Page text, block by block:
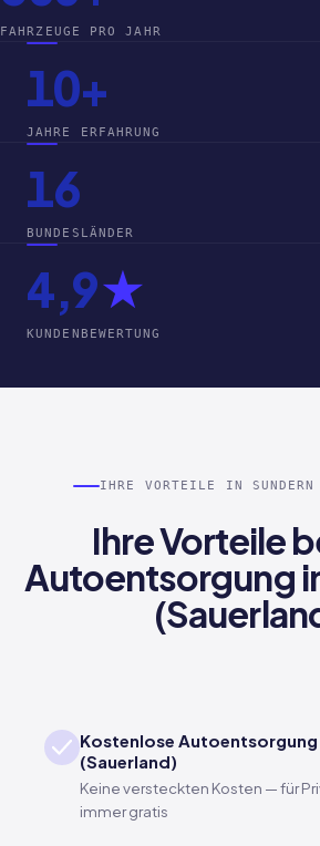
FAHRZEUGE PRO JAHR
10+
JAHRE ERFAHRUNG
16
BUNDESLÄNDER
4,9★
KUNDENBEWERTUNG
IHRE VORTEILE IN SUNDERN
Ihre Vorteile
Autoentsorgung
Kostenlose Autoentsorgung
(Sauerland)
Keine versteckten Kosten — für
immer gratis